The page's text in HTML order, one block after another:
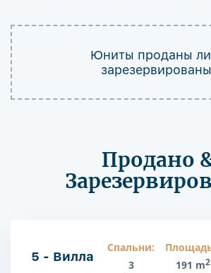
Юниты проданы
Продано
5 - Вилла
Спальни:
3
191 m2